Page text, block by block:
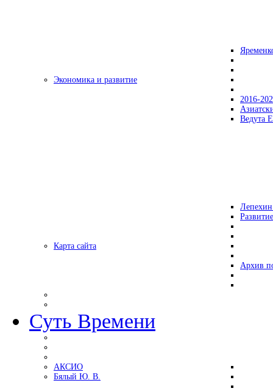
Экономика и развитие
2016-
Ведута
Карта сайта
Архив
Суть Времени
АКСИО
Бялый Ю. В.